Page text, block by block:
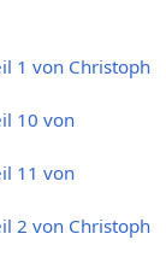
1 von Christoph
10 von
11 von
2 von Christoph